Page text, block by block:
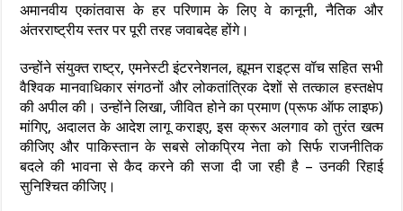
अमानवीय एकांतवास के हर परिणाम के लिए वे कानूनी, नैतिक और
अंतरराष्ट्रीय स्तर पर पूरी तरह जवाबदेह होंगे।
उन्होंने संयुक्त राष्ट्र, एमनेस्टी इंटरनेशनल, ह्यूमन राइट्स वॉच सहित सभी
वैश्विक मानवाधिकार संगठनों और लोकतांत्रिक देशों से तत्काल हस्तक्षेप
की अपील की। उन्होंने लिखा, जीवित होने का प्रमाण (प्रूफ ऑफ लाइफ)
मांगिए, अदालत के आदेश लागू कराइए, इस क्रूर अलगाव को तुरंत खत्म
कीजिए और पाकिस्तान के सबसे लोकप्रिय नेता को सिर्फ राजनीतिक
बदले की भावना से कैद करने की सजा दी जा रही है – उनकी रिहाई
सुनिश्चित कीजिए।